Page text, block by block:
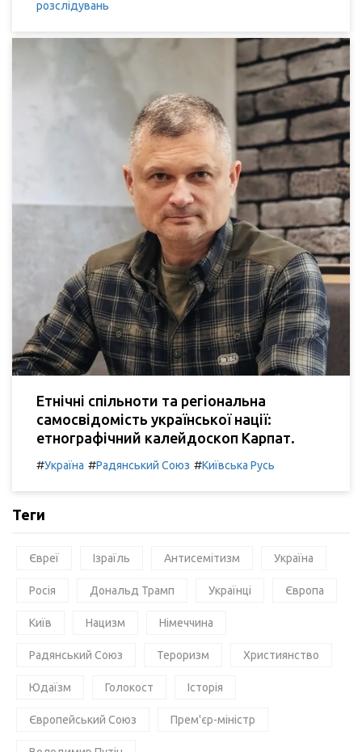
розслідувань
Етнічні спільноти та регіональна
самосвідомість української нації:
етнографічний калейдоскоп Карпат.
#Україна #Радянський Союз #Київська Русь
Теги
Євреї Ізраїль Антисемітизм Україна
Росія Дональд Трамп Українці Європа
Київ Нацизм Німеччина
Радянський Союз Тероризм Християнство
Юдаїзм Голокост Історія
Європейський Союз Прем'єр-міністр